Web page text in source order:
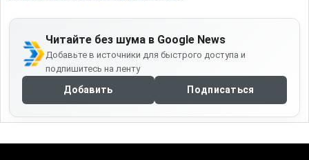
Читайте без шума в Google News
Добавьте в источники для быстрого доступа и
подпишитесь на ленту
Добавить Подписаться